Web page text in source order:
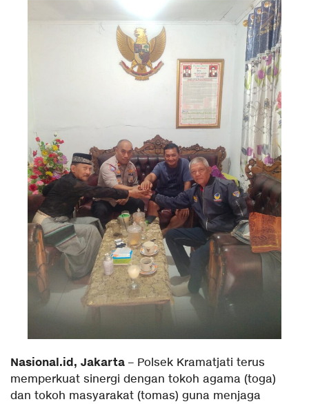
Nasional.id, Jakarta – Polsek Kramatjati terus
memperkuat sinergi dengan tokoh agama (toga)
dan tokoh masyarakat (tomas) guna menjaga